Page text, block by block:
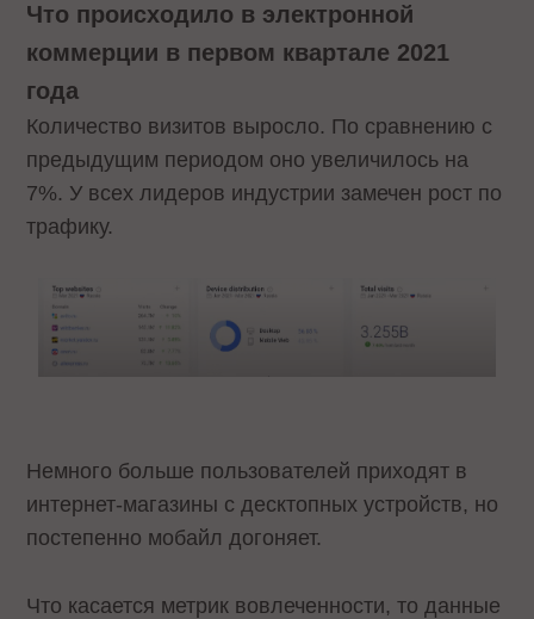
Что происходило в электронной
коммерции в первом квартале 2021
года
Количество визитов выросло. По сравнению с
предыдущим периодом оно увеличилось на
7%. У всех лидеров индустрии замечен рост по
трафику.
Немного больше пользователей приходят в
интернет-магазины с десктопных устройств, но
постепенно мобайл догоняет.
Что касается метрик вовлеченности, то данные